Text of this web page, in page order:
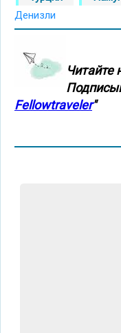
Денизли
Читайте
Fellowtraveler"